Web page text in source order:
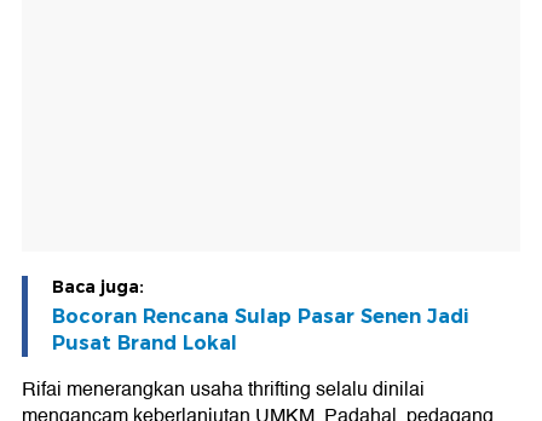
Baca juga:
Bocoran Rencana Sulap Pasar Senen Jadi
Pusat Brand Lokal
Rifai menerangkan usaha thrifting selalu dinilai